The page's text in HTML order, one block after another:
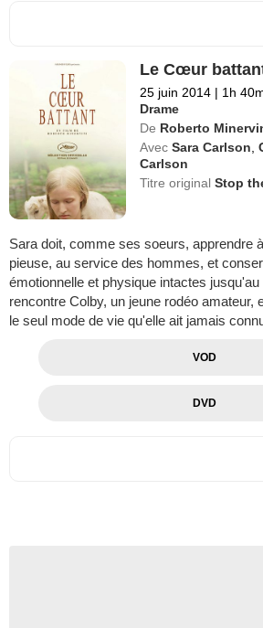
Le Cœur
25 juin 2014 | 1h
Drame
De Roberto
Avec Sara Carlson ,
Carlson
Titre originalStop
Sara doit, comme ses soeurs, apprendre
pieuse, au service des hommes, et
émotionnelle et physique intactes
rencontre Colby, un jeune rodéo amateur,
le seul mode de vie qu'elle ait jamais
VOD
DVD